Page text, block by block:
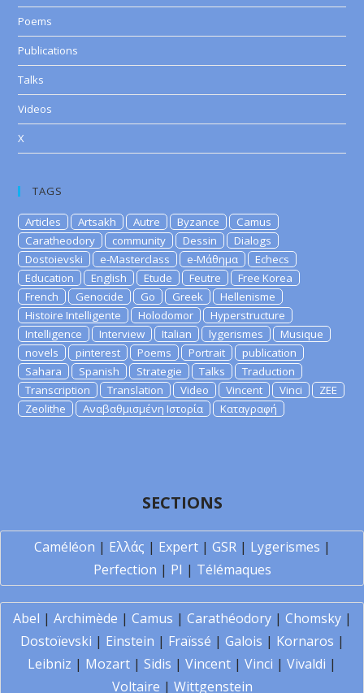
Poems
Publications
Talks
Videos
X
TAGS
Articles Artsakh Autre Byzance
Camus
Caratheodory
community Dessin
Dialogs
Dostoievski
e-Masterclass e-Μάθημα
Echecs
Education
English Etude Feutre
Free Korea
French
Genocide Go Greek
Hellenisme
Histoire Intelligente
Holodomor
Hyperstructure
Intelligence
Interview Italian lygerismes
Musique
novels
pinterest Poems Portrait
publication
Sahara
Spanish Strategie Talks
Traduction
Transcription
Translation Video Vincent Vinci
ZEE
Zeolithe
Αναβαθμισμένη Ιστορία Καταγραφή
SECTIONS
Caméléon | Ελλάς | Expert| GSR| Lygerismes |
Perfection | PI | Télémaques
Abel | Archimède | Camus | Carathéodory| Chomsky|
Dostoïevski | Einstein | Fraïssé | Galois | Kornaros |
Leibniz | Mozart | Sidis | Vincent | Vinci | Vivaldi |
Voltaire | Wittgenstein